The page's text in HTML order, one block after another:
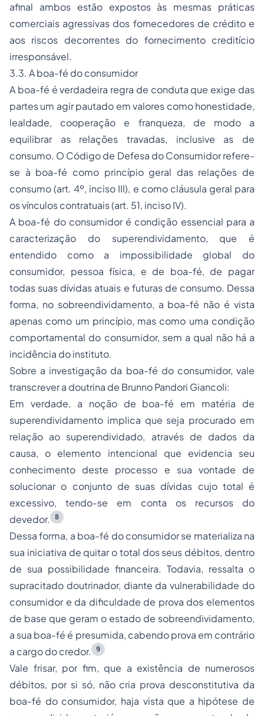
afinal ambos estão expostos às mesmas práticas
comerciais agressivas dos fornecedores de crédito e
aos riscos decorrentes do fornecimento creditício
irresponsável.
3.3. A boa-fé do consumidor
A boa-fé é verdadeira regra de conduta que exige das
partes um agir pautado em valores como honestidade,
lealdade, cooperação e franqueza, de modo a
equilibrar as relações travadas, inclusive as de
consumo. O Código de Defesa do Consumidor refere-
se à boa-fé como princípio geral das relações de
consumo (art. 4º, inciso III), e como cláusula geral para
os vínculos contratuais (art. 51, inciso IV).
A boa-fé do consumidor é condição essencial para a
caracterização do superendividamento, que é
entendido como a impossibilidade global do
consumidor, pessoa física, e de boa-fé, de pagar
todas suas dívidas atuais e futuras de consumo. Dessa
forma, no sobreendividamento, a boa-fé não é vista
apenas como um princípio, mas como uma condição
comportamental do consumidor, sem a qual não há a
incidência do instituto.
Sobre a investigação da boa-fé do consumidor, vale
transcrever a doutrina de Brunno Pandori Giancoli:
Em verdade, a noção de boa-fé em matéria de
superendividamento implica que seja procurado em
relação ao superendividado, através de dados da
causa, o elemento intencional que evidencia seu
conhecimento deste processo e sua vontade de
solucionar o conjunto de suas dívidas cujo total é
excessivo, tendo-se em conta os recursos do
devedor.
8
Dessa forma, a boa-fé do consumidor se materializa na
sua iniciativa de quitar o total dos seus débitos, dentro
de sua possibilidade financeira. Todavia, ressalta o
supracitado doutrinador, diante da vulnerabilidade do
consumidor e da dificuldade de prova dos elementos
de base que geram o estado de sobreendividamento,
a sua boa-fé é presumida, cabendo prova em contrário
a cargo do credor.
9
Vale frisar, por fim, que a existência de numerosos
débitos, por si só, não cria prova desconstitutiva da
boa-fé do consumidor, haja vista que a hipótese de